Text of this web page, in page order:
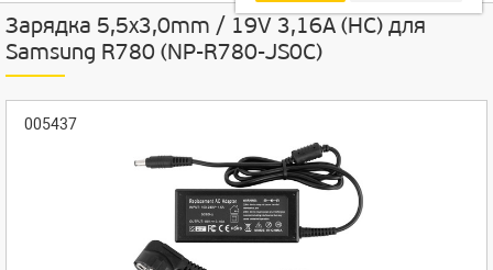
Зарядка 5,5x3,0mm / 19V 3,16A (HC) для
Samsung R780 (NP-R780-JS0C)
005437